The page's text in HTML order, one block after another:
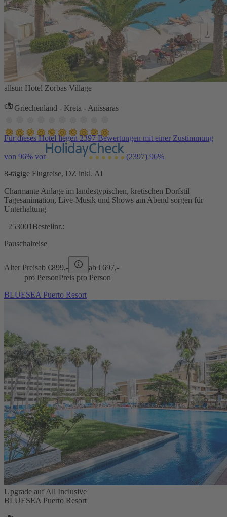
allsun Hotel Zorbas Village
Griechenland - Kreta - Anissaras
Für dieses Hotel liegen 2397 Bewertungen mit einer Zustimmung
von 96% vor (2397) 96%
8-tägige Flugreise, DZ inkl. AI
Charmante Anlage im landestypischen, kretischen Dorfstil
Tagesanimation, Live-Musik und Shows am Abend sorgen für
Unterhaltung
253001 Bestellnr.:
Pauschalreise
Alter Preisab €899,- ab €697,-
pro PersonPreis pro Person
BLUESEA Puerto Resort
Upgrade auf All Inclusive
BLUESEA Puerto Resort